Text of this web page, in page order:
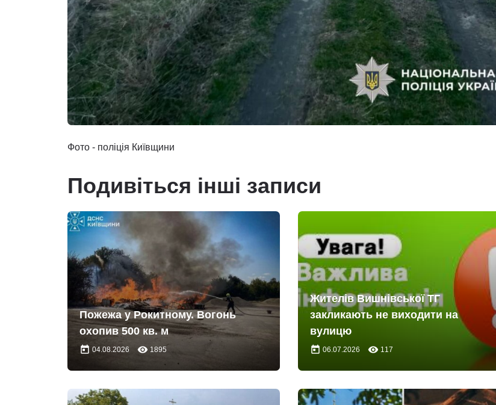
Фото - поліція Київщини
Подивіться інші записи
Пожежа у Рокитному. Вогонь
охопив 500 кв. м
today 04.08.2026 remove_red_eye 1895
Жителів Вишнівської ТГ
закликають не виходити на
вулицю
today 06.07.2026 remove_red_eye 117